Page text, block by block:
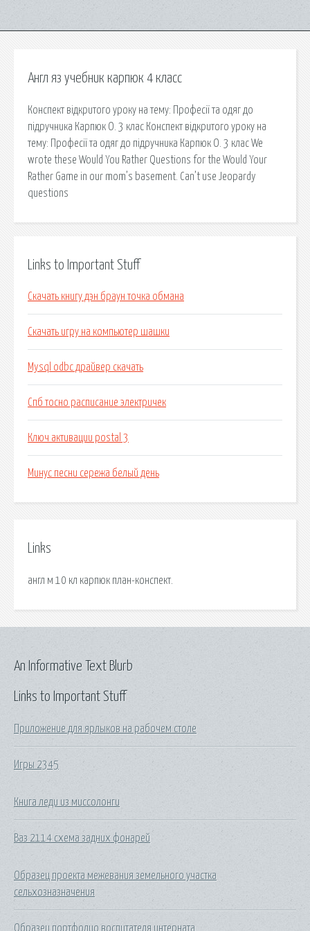
Англ яз учебник карпюк 4 класс
Конспект відкритого уроку на тему: Професії та одяг до
підручника Карпюк О. 3 клас Конспект відкритого уроку на
тему: Професії та одяг до підручника Карпюк О. 3 клас We
wrote these Would You Rather Questions for the Would Your
Rather Game in our mom’s basement. Can’t use Jeopardy
questions
Links to Important Stuff
Скачать книгу дэн браун точка обмана
Скачать игру на компьютер шашки
Mysql odbc драйвер скачать
Спб тосно расписание электричек
Ключ активации postal 3
Минус песни сережа белый день
Links
англ м 10 кл карпюк план-конспект.
Links to Important Stuff
Приложение для ярлыков на рабочем столе
Игры 2345
Книга леди из миссолонги
Ваз 2114 схема задних фонарей
Образец проекта межевания земельного участка
сельхозназначения
Образец портфолио воспитателя интерната
An Informative Text Blurb